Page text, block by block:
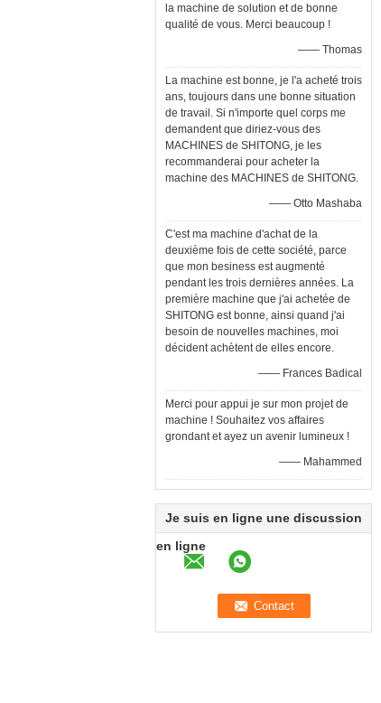
la machine de solution et de bonne
qualité de vous. Merci beaucoup !
—— Thomas
La machine est bonne, je l'a acheté trois
ans, toujours dans une bonne situation
de travail. Si n'importe quel corps me
demandent que diriez-vous des
MACHINES de SHITONG, je les
recommanderai pour acheter la
machine des MACHINES de SHITONG.
—— Otto Mashaba
C'est ma machine d'achat de la
deuxième fois de cette société, parce
que mon besiness est augmenté
pendant les trois dernières années. La
première machine que j'ai achetée de
SHITONG est bonne, ainsi quand j'ai
besoin de nouvelles machines, moi
décident achètent de elles encore.
—— Frances Badical
Merci pour appui je sur mon projet de
machine ! Souhaitez vos affaires
grondant et ayez un avenir lumineux !
—— Mahammed
Je suis en ligne une discussion
en ligne